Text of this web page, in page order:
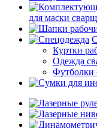
для маски
Куртки
Одежда
Футболки